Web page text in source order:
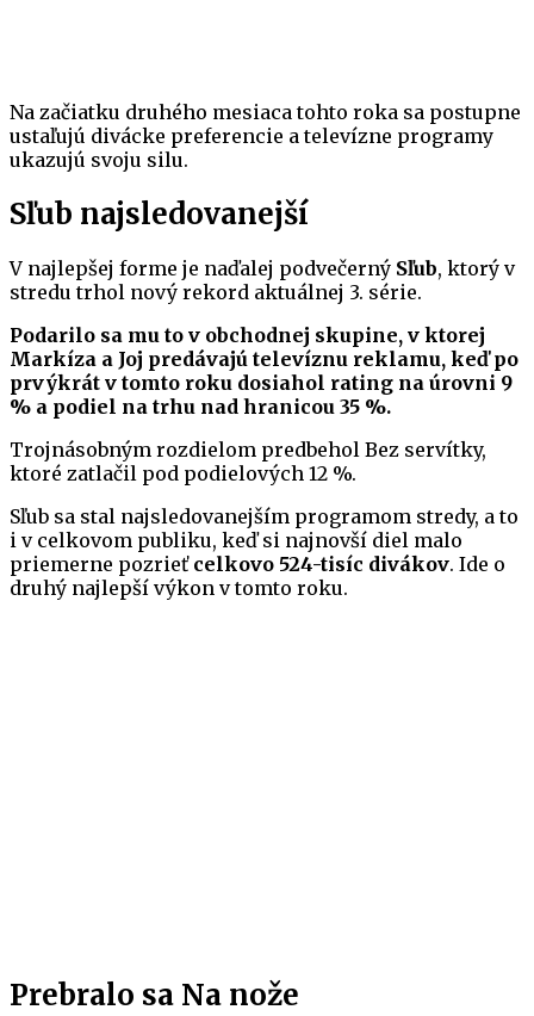
Na začiatku druhého mesiaca tohto roka sa postupne
ustaľujú divácke preferencie a televízne programy
ukazujú svoju silu.
Sľub najsledovanejší
V najlepšej forme je naďalej podvečerný Sľub, ktorý v
stredu trhol nový rekord aktuálnej 3. série.
Podarilo sa mu to v obchodnej skupine, v ktorej
Markíza a Joj predávajú televíznu reklamu, keď po
prvýkrát v tomto roku dosiahol rating na úrovni 9
% a podiel na trhu nad hranicou 35 %.
Trojnásobným rozdielom predbehol Bez servítky,
ktoré zatlačil pod podielových 12 %.
Sľub sa stal najsledovanejším programom stredy, a to
i v celkovom publiku, keď si najnovší diel malo
priemerne pozrieť celkovo 524-tisíc divákov. Ide o
druhý najlepší výkon v tomto roku.
Prebralo sa Na nože